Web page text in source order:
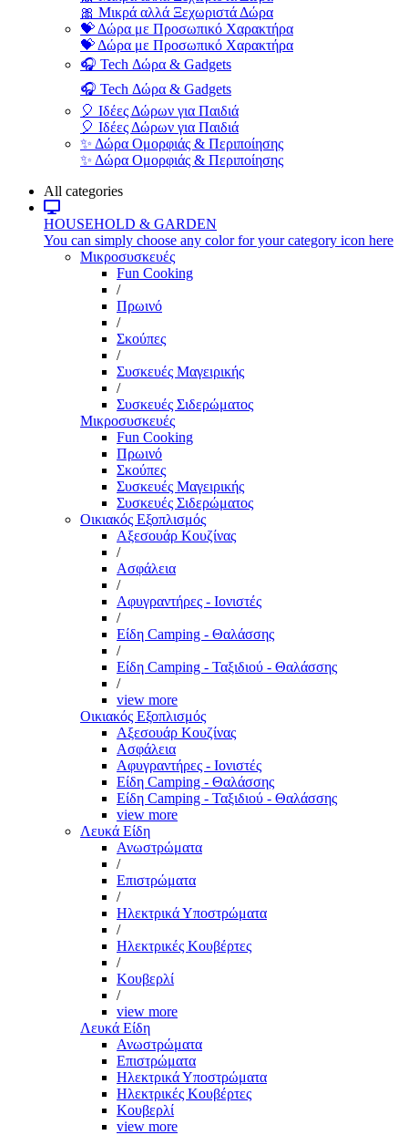
🎀 Μικρά αλλά Ξεχωριστά Δώρα
💝 Δώρα με Προσωπικό Χαρακτήρα
💝 Δώρα με Προσωπικό Χαρακτήρα
🎧 Tech Δώρα & Gadgets
🎧 Tech Δώρα & Gadgets
🎈 Ιδέες Δώρων για Παιδιά
🎈 Ιδέες Δώρων για Παιδιά
✨ Δώρα Ομορφιάς & Περιποίησης
✨ Δώρα Ομορφιάς & Περιποίησης
All categories
HOUSEHOLD & GARDEN
You can simply choose any color for your category icon here
Μικροσυσκευές
Fun Cooking
/
Πρωινό
/
Σκούπες
/
Συσκευές Μαγειρικής
/
Συσκευές Σιδερώματος
Μικροσυσκευές
Fun Cooking
Πρωινό
Σκούπες
Συσκευές Μαγειρικής
Συσκευές Σιδερώματος
Οικιακός Εξοπλισμός
Αξεσουάρ Κουζίνας
/
Ασφάλεια
/
Αφυγραντήρες - Ιονιστές
/
Είδη Camping - Θαλάσσης
/
Είδη Camping - Ταξιδιού - Θαλάσσης
/
view more
Οικιακός Εξοπλισμός
Αξεσουάρ Κουζίνας
Ασφάλεια
Αφυγραντήρες - Ιονιστές
Είδη Camping - Θαλάσσης
Είδη Camping - Ταξιδιού - Θαλάσσης
view more
Λευκά Είδη
Ανωστρώματα
/
Επιστρώματα
/
Ηλεκτρικά Υποστρώματα
/
Ηλεκτρικές Κουβέρτες
/
Κουβερλί
/
view more
Λευκά Είδη
Ανωστρώματα
Επιστρώματα
Ηλεκτρικά Υποστρώματα
Ηλεκτρικές Κουβέρτες
Κουβερλί
view more